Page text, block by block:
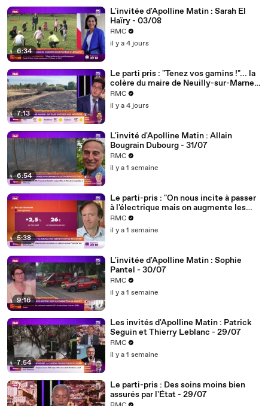
6:34
L'invitée d'Apolline Matin : Sarah El
Haïry - 03/08
RMC
il y a 4 jours
7:13
Le parti pris : "Tenez vos gamins !"... la
colère du maire de Neuilly-sur-Marne
après l'incendie d'un parc provoqué par
des mortiers - 03/08
RMC
il y a 4 jours
6:54
L'invité d'Apolline Matin : Allain
Bougrain Dubourg - 31/07
RMC
il y a 1 semaine
5:38
Le parti-pris : "On nous incite à passer
à l'électrique mais on augmente les
tarifs... ce gouvernement est
incohérent" - 31/07
RMC
il y a 1 semaine
9:16
L'invitée d'Apolline Matin : Sophie
Pantel - 30/07
RMC
il y a 1 semaine
7:54
Les invités d'Apolline Matin : Patrick
Seguin et Thierry Leblanc - 29/07
RMC
il y a 1 semaine
Le parti-pris : Des soins moins bien
assurés par l'État - 29/07